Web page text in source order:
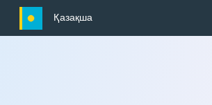
Қазақша